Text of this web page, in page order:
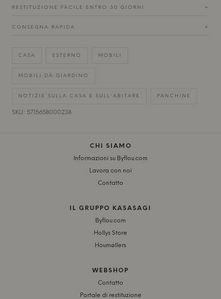
RESTITUZIONE FACILE ENTRO 30 GIORNI +
CONSEGNA RAPIDA +
CASA ESTERNO MOBILI
MOBILI DA GIARDINO
NOTIZIE SULLA CASA E SULL'ABITARE PANCHINE
SKU: 5715658000238
CHI SIAMO
Informazioni su Byflou.com
Lavora con noi
Contatto
IL GRUPPO KASASAGI
Byflou.com
Hollys Store
Houmøllers
WEBSHOP
Contatto
Portale di restituzione